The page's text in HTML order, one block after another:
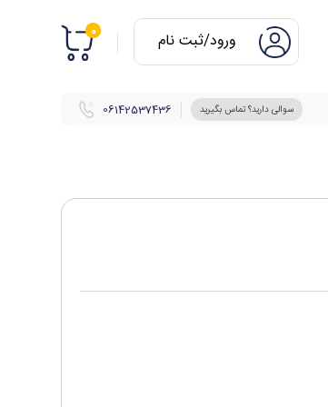
0 ورود/ثبت نام
06142537436 سوالی دارید؟ تماس بگیرید